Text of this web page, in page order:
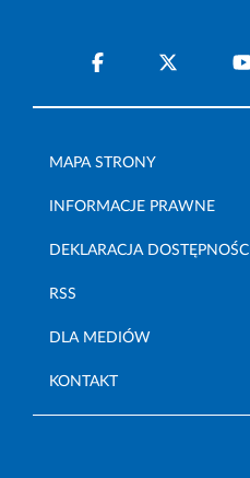
MAPA STRONY
INFORMACJE PRAWNE
DEKLARACJA DOSTĘPNOŚCI
RSS
DLA MEDIÓW
KONTAKT